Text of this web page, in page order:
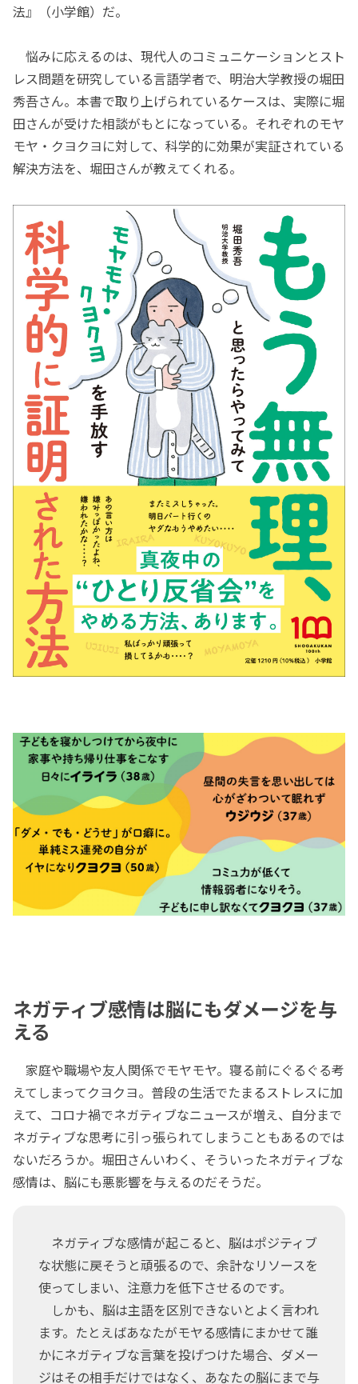
法』（小学館）だ。
悩みに応えるのは、現代人のコミュニケーションとスト
レス問題を研究している言語学者で、明治大学教授の堀田
秀吾さん。本書で取り上げられているケースは、実際に堀
田さんが受けた相談がもとになっている。それぞれのモヤ
モヤ・クヨクヨに対して、科学的に効果が実証されている
解決方法を、堀田さんが教えてくれる。
ネガティブ感情は脳にもダメージを与
える
家庭や職場や友人関係でモヤモヤ。寝る前にぐるぐる考
えてしまってクヨクヨ。普段の生活でたまるストレスに加
えて、コロナ禍でネガティブなニュースが増え、自分まで
ネガティブな思考に引っ張られてしまうこともあるのでは
ないだろうか。堀田さんいわく、そういったネガティブな
感情は、脳にも悪影響を与えるのだそうだ。
ネガティブな感情が起こると、脳はポジティブ
な状態に戻そうと頑張るので、余計なリソースを
使ってしまい、注意力を低下させるのです。
しかも、脳は主語を区別できないとよく言われ
ます。たとえばあなたがモヤる感情にまかせて誰
かにネガティブな言葉を投げつけた場合、ダメー
ジはその相手だけではなく、あなたの脳にまで与